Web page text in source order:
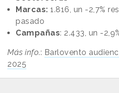
Marcas: 1.816, un -2,7%
pasado
Campañas: 2.433, un -
Más info.: Barlovento
2025